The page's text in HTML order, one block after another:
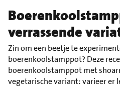
verrassende
Zin om een beetje te
boerenkoolstamppot? Deze
boerenkoolstamppot met
vegetarische variant: varieer er